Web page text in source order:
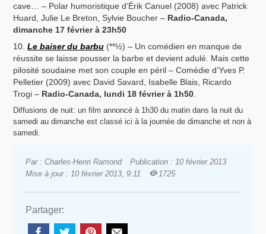
cave… – Polar humoristique d’Érik Canuel (2008) avec Patrick
Huard, Julie Le Breton, Sylvie Boucher – Radio-Canada,
dimanche 17 février à 23h50
Le baiser du barbu (**½) – Un comédien en manque de
réussite se laisse pousser la barbe et devient adulé. Mais cette
pilosité soudaine met son couple en péril – Comédie d’Yves P.
Pelletier (2009) avec David Savard, Isabelle Blais, Ricardo
Trogi – Radio-Canada, lundi 18 février à 1h50
Diffusions de nuit: un film annoncé à 1h30 du matin dans la nuit du
samedi au dimanche est classé ici à la journée de dimanche et non à
samedi.
Par : Charles-Henri Ramond
Publication : 10 février 2013
Mise à jour : 10 février 2013, 9:11
1725
Partager: